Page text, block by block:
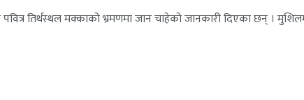
तिर्थस्थल मक्काको भ्रमणमा जान चाहेको जानकारी दिएका छन् ।